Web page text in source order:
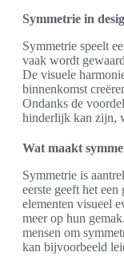
Symmetrie in
Symmetrie speelt
vaak wordt
De visuele
binnenkomst
Ondanks de
hinderlijk kan zijn,
Wat maakt
Symmetrie is
eerste geeft het
elementen visueel
meer op hun
mensen om
kan bijvoorbeeld